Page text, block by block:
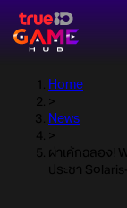
Home
>
News
>
ผ่าเค้กฉลอง!
ประชา